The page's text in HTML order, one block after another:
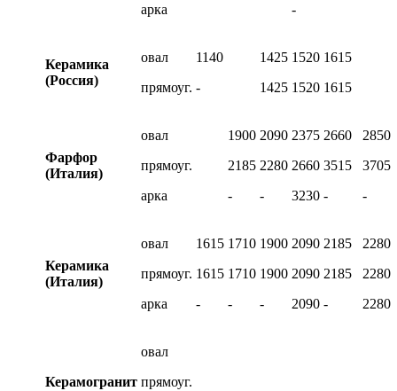
арка
-
Керамика
(Россия)
овал
прямоуг.
1140
-
1425
1425
1520
1520
1615
1615
Фарфор
(Италия)
овал
прямоуг.
арка
1900
2185
-
2090
2280
-
2375
2660
3230
2660
3515
-
2850
3705
-
Керамика
(Италия)
овал
прямоуг.
арка
1615
1615
-
1710
1710
-
1900
1900
-
2090
2090
2090
2185
2185
-
2280
2280
2280
Керамогранит
овал
прямоуг.